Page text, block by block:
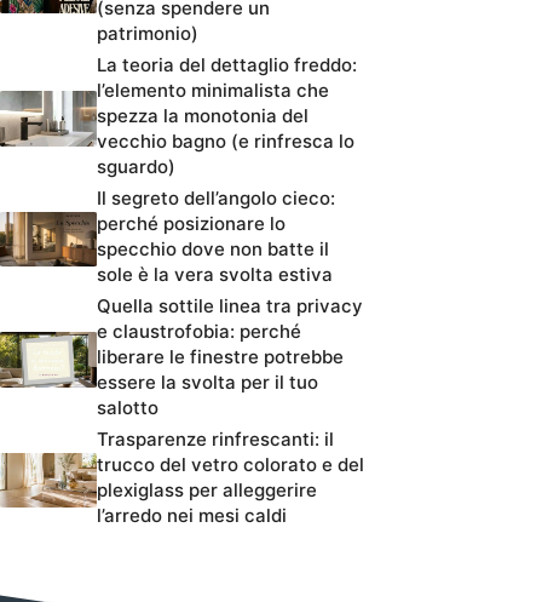
(senza spendere un
patrimonio)
La teoria del dettaglio freddo:
l’elemento minimalista che
spezza la monotonia del
vecchio bagno (e rinfresca lo
sguardo)
Il segreto dell’angolo cieco:
perché posizionare lo
specchio dove non batte il
sole è la vera svolta estiva
Quella sottile linea tra privacy
e claustrofobia: perché
liberare le finestre potrebbe
essere la svolta per il tuo
salotto
Trasparenze rinfrescanti: il
trucco del vetro colorato e del
plexiglass per alleggerire
l’arredo nei mesi caldi